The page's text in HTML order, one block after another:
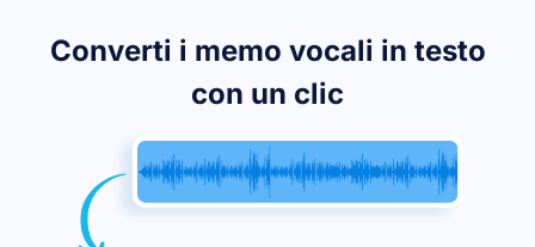
Converti i memo vocali in testo
con un clic